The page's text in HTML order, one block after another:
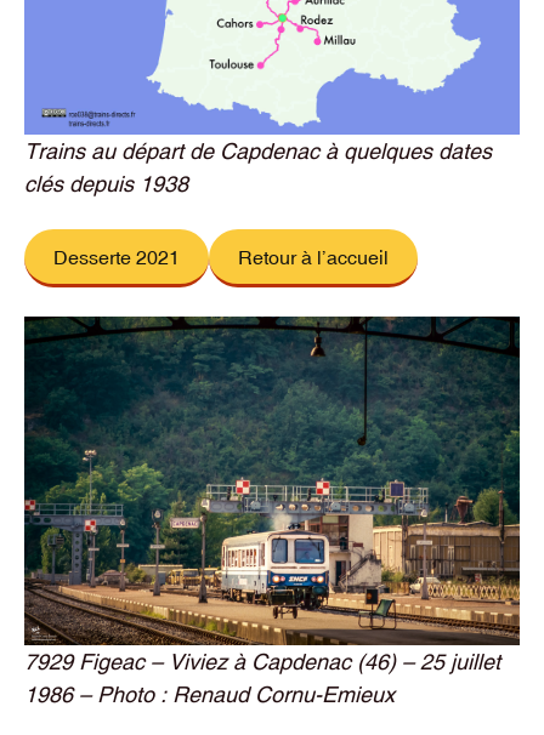
Trains au départ de Capdenac à quelques dates
clés depuis 1938
Desserte 2021 Retour à l’accueil
7929 Figeac – Viviez à Capdenac (46) – 25 juillet
1986 – Photo : Renaud Cornu-Emieux